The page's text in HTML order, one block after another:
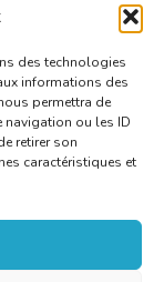
des technologies
informations des
permettra de
navigation ou les ID
retirer son
caractéristiques et